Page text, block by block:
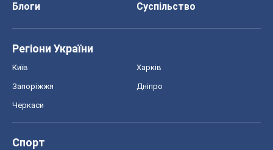
Блоги
Суспільство
Регіони України
Київ Харків
Запоріжжя Дніпро
Черкаси
Спорт